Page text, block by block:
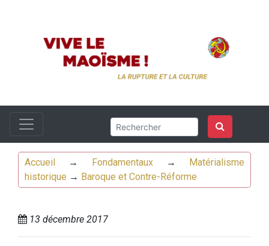
Accueil → Fondamentaux→
Matérialisme
historique → Baroque et Contre-Réforme
13 décembre 2017